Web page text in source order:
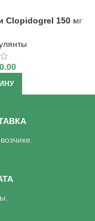
Clopidogrel 150 мг